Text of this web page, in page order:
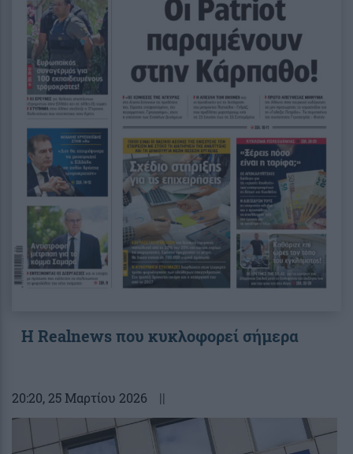
Η Realnews που κυκλοφορεί σήμερα
20:20, 25 Μαρτίου 2026 ||